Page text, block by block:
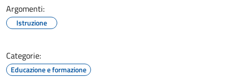
Argomenti:
Istruzione
Categorie:
Educazione e formazione